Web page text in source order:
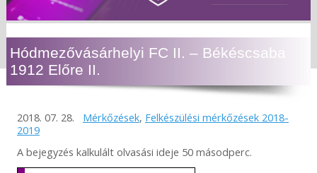
Hódmezővásárhelyi FC II. – Békéscsaba
1912 Előre II.
2018. 07. 28. Mérkőzések, Felkészülési mérkőzések 2018-
2019
A bejegyzés kalkulált olvasási ideje 50 másodperc.